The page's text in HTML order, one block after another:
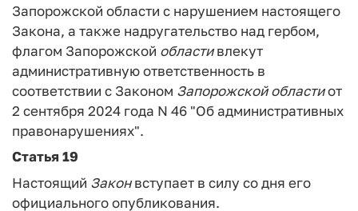
Запорожской области с нарушением настоящего
Закона, а также надругательство над гербом,
флагом Запорожской областивлекут
административную ответственность в
соответствии с Законом Запорожской областиот
2 сентября 2024 года N 46 "Об административных
правонарушениях".
Статья 19
Настоящий Законвступает в силу со дня его
официального опубликования.